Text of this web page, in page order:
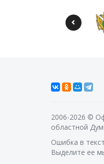
2006-2026 ©
областной
Ошибка в
Выделите ее